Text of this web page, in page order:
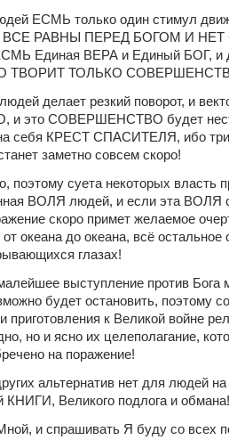
ЕСМЬ только один стимул
ВСЕ РАВНЫ ПЕРЕД БОГОМ И
Единая ВЕРА и Единый БОГ, и
ТВОРИТ ТОЛЬКО
делает резкий поворот, и
это СОВЕРШЕНСТВО будет
на себя КРЕСТ СПАСИТЕЛЯ, ибо
заметно совсем скоро!
поэтому суета некоторых власть
ВОЛЯ людей, и если эта ВОЛЯ
скоро примет желаемое
океана до океана, всё остальное
глазах!
выступление против Бога
будет остановить, поэтому
приготовления к Великой войне
но и ясно их целеполагание,
на поражение!
альтернатив нет для людей
КНИГИ, Великого подлога и обмана!
и спрашивать Я буду со всех